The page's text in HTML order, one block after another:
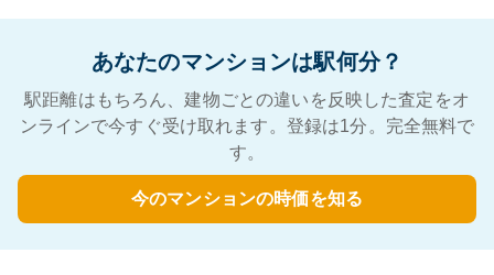
あなたのマンションは駅何分？
駅距離はもちろん、建物ごとの違いを反映した査定をオ
ンラインで今すぐ受け取れます。登録は1分。完全無料で
す。
今のマンションの時価を知る